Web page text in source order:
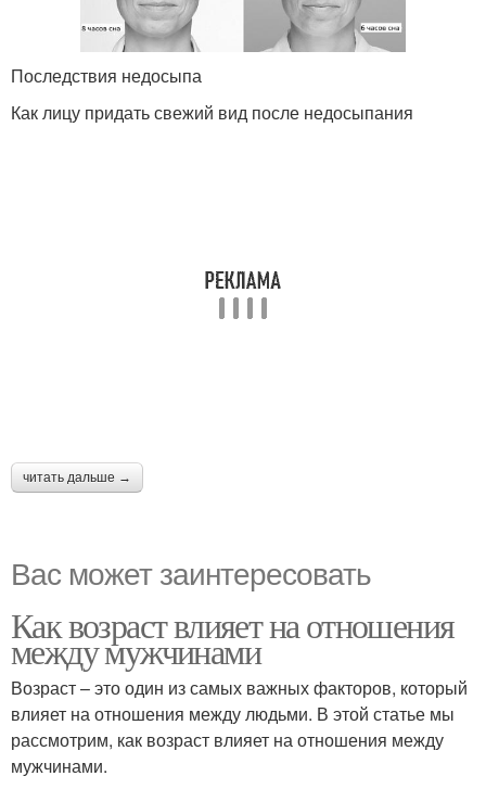
Последствия недосыпа
Как лицу придать свежий вид после недосыпания
читать дальше →
Вас может заинтересовать
Как возраст влияет на отношения
между мужчинами
Возраст – это один из самых важных факторов, который
влияет на отношения между людьми. В этой статье мы
рассмотрим, как возраст влияет на отношения между
мужчинами.